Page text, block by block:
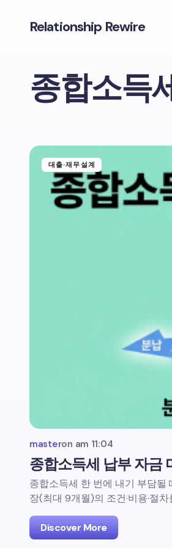
Relationship Rewire
종합소득
대출·재무설계
masteron am 11:04
종합소득세 납부 자금
종합소득세 한 번에 내기 부담될
장(최대 9개월)의 조건·비용·절
Discover More